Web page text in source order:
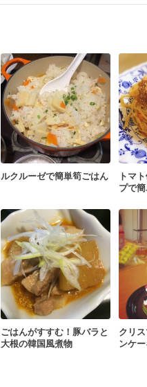
ルクルーゼで簡単筍ごはん
トマ
プで
ごはんがすすむ！豚バラと
大根の韓国風煮物
クリ
ンケ